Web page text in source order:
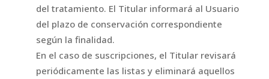
del tratamiento. El Titular informará al Usuario
del plazo de conservación correspondiente
según la finalidad.
En el caso de suscripciones, el Titular revisará
periódicamente las listas y eliminará aquellos